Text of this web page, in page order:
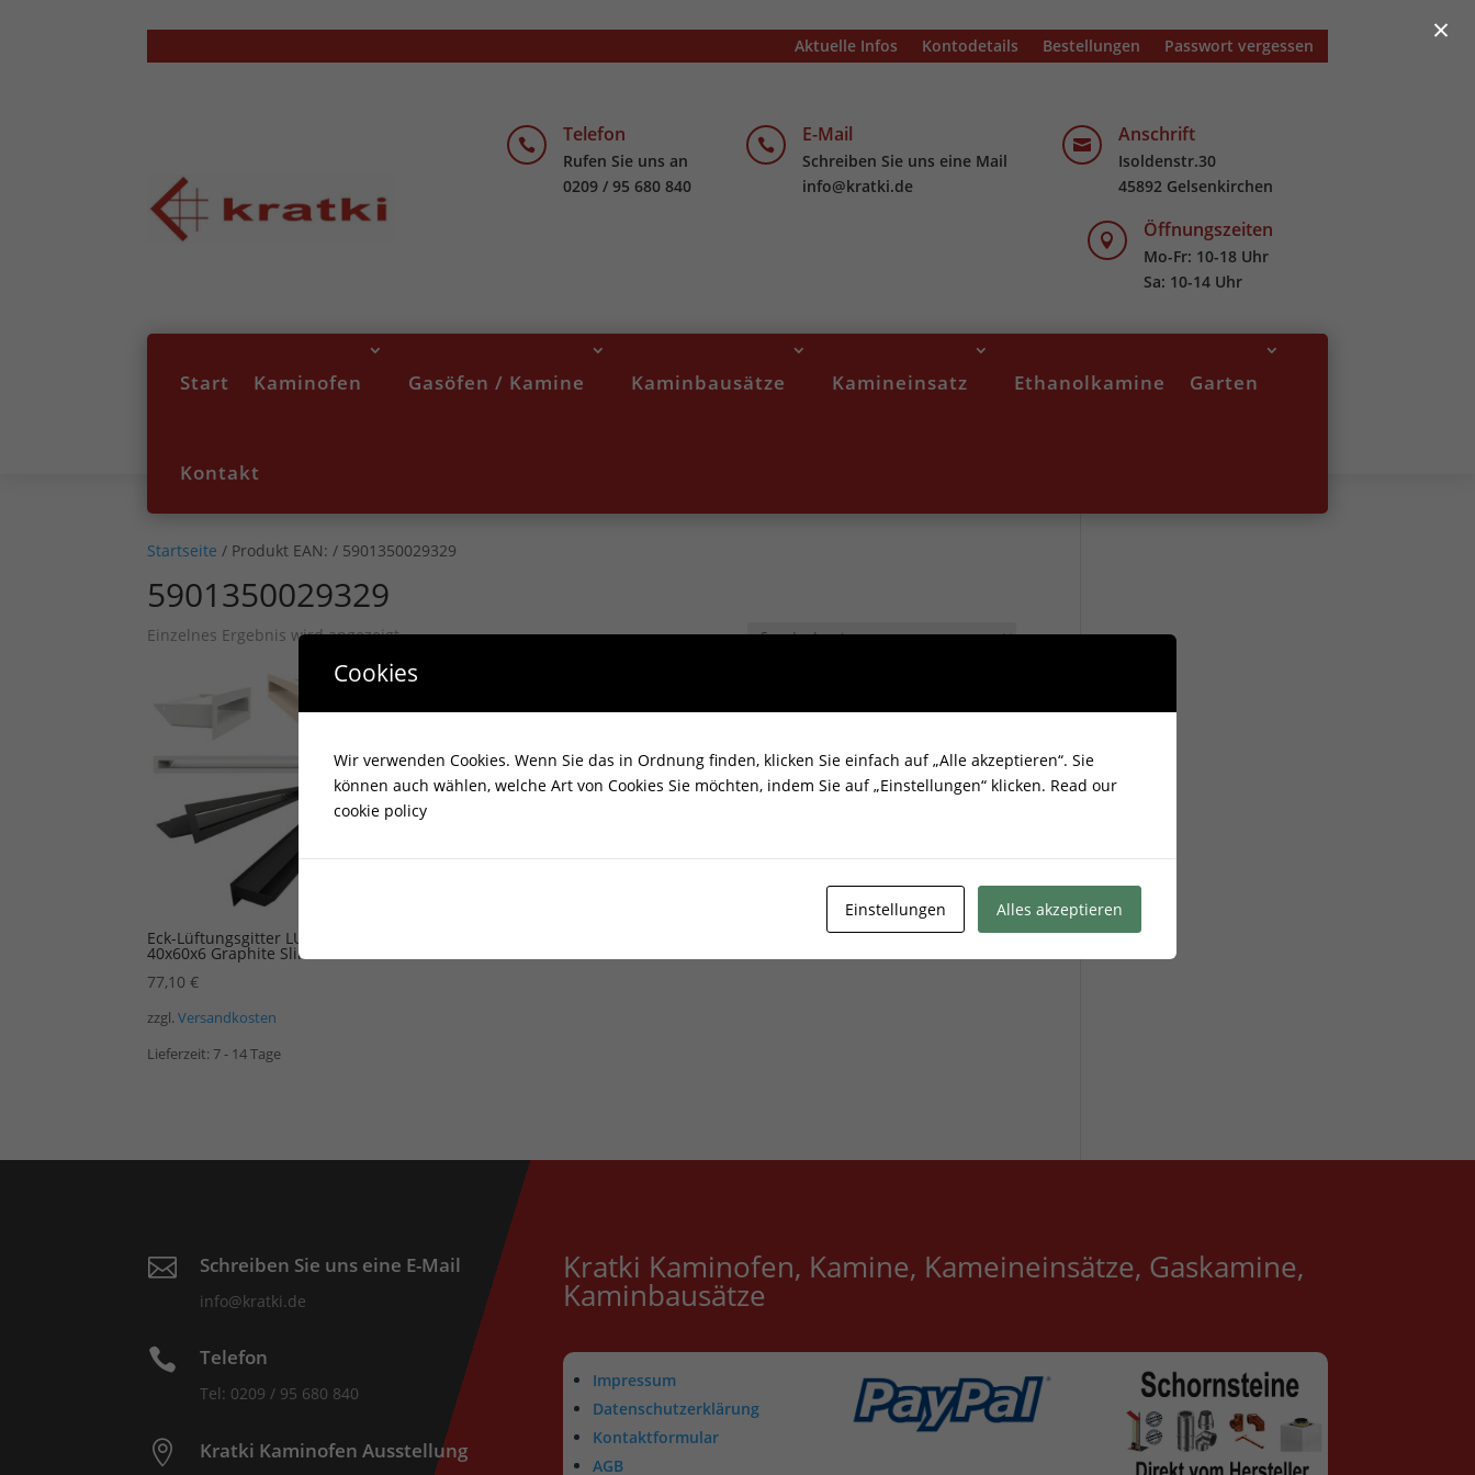
Aktuelle Infos Kontodetails Bestellungen Passwort vergessen
 Telefon
Rufen Sie uns an
0209 / 95 680 840
 E-Mail
Schreiben Sie uns eine Mail
info@kratki.de
 Anschrift
Isoldenstr.30
45892 Gelsenkirchen
 Öffnungszeiten
Mo-Fr: 10-18 Uhr
Sa: 10-14 Uhr
Start Kaminofen Gasöfen / Kamine Kaminbausätze Kamineinsatz Ethanolkamine Garten
Kontakt
Startseite / Produkt EAN: / 5901350029329
5901350029329
Einzelnes Ergebnis wird angezeigt
Eck-Lüftungsgitter LUFT rechts
40x60x6 Graphite Slim
77,10€
zzgl.Versandkosten
Lieferzeit:7 - 14 Tage
 Schreiben Sie uns eine E-Mail
info@kratki.de
 Telefon
Tel: 0209 / 95 680 840
 Kratki Kaminofen Ausstellung
Kratki Kaminofen, Kamine, Kameineinsätze, Gaskamine,
Kaminbausätze
Impressum
Datenschutzerklärung
Kontaktformular
AGB
×
Cookies
Wir verwenden Cookies. Wenn Sie das in Ordnung finden, klicken Sie einfach auf „Alle akzeptieren“. Sie
können auch wählen, welche Art von Cookies Sie möchten, indem Sie auf „Einstellungen“ klicken. Read our
cookie policy
Einstellungen Alles akzeptieren